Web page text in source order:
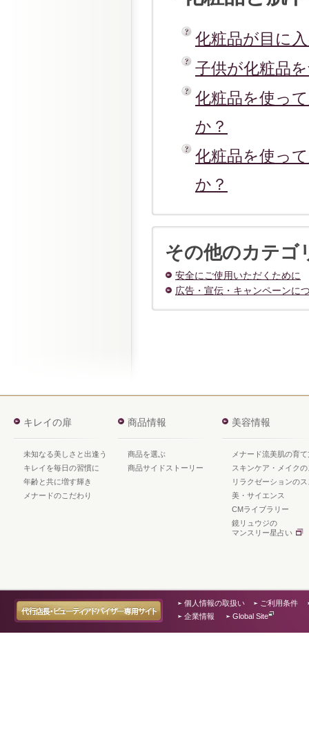
化粧品が目に
子供が化粧品
化粧品を使っ
か？
化粧品を使っ
か？
その他のカテゴ
安全にご使用いただくために
広告・宣伝・キャンペーンに
キレイの扉
未知なる美しさと出逢う
キレイを毎日の習慣に
年齢と共に増す輝き
メナードのこだわり
商品情報
商品を選ぶ
商品サイドストーリー
美容情報
メナード流美肌の育て
スキンケア・メイク
リラクゼーションの
美・サイエンス
CMライブラリー
鏡リュウジの
マンスリー星占い
個人情報の取扱い
ご利用条件
企業情報
Global Site